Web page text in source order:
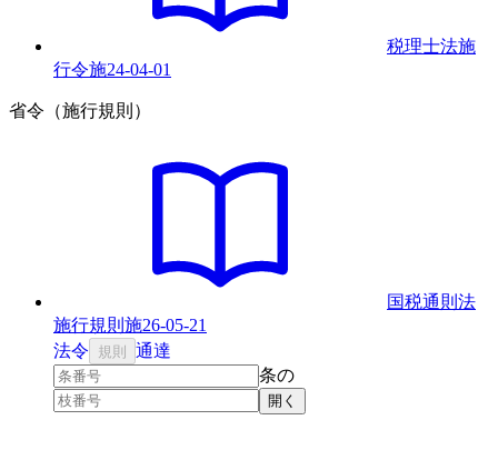
税理士法施
行令施24-04-01
省令（施行規則）
国税通則法
施行規則 施26-05-21
法令 規則 通達
条の
開く